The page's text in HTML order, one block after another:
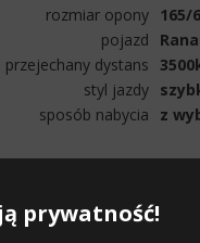
prywatność!
rozmiar opony 165/
pojazd
przejechany dystans
styl jazdy
sposób nabycia
z